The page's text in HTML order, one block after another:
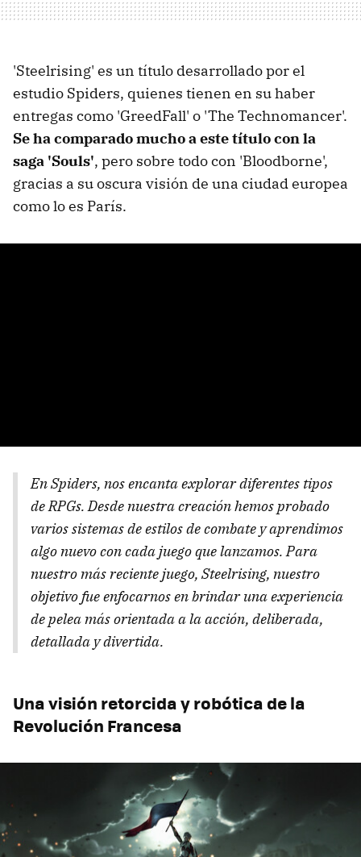
'Steelrising' es un título desarrollado por el
estudio Spiders, quienes tienen en su haber
entregas como 'GreedFall' o 'The Technomancer'.
Se ha comparado mucho a este título con la
saga 'Souls', pero sobre todo con 'Bloodborne',
gracias a su oscura visión de una ciudad europea
como lo es París.
En Spiders, nos encanta explorar diferentes tipos
de RPGs. Desde nuestra creación hemos probado
varios sistemas de estilos de combate y aprendimos
algo nuevo con cada juego que lanzamos. Para
nuestro más reciente juego, Steelrising, nuestro
objetivo fue enfocarnos en brindar una experiencia
de pelea más orientada a la acción, deliberada,
detallada y divertida.
Una visión retorcida y robótica de la
Revolución Francesa